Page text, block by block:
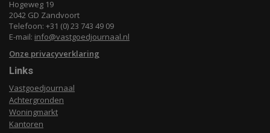
Hogeweg 19
2042 GD Zandvoort
Telefoon: +31 (0) 23 743 49 09
E-mail: info@vastgoedjournaal.nl
Onze privacyverklaring
Links
Vastgoedjournaal
Achtergronden
Woningmarkt
Kantoren